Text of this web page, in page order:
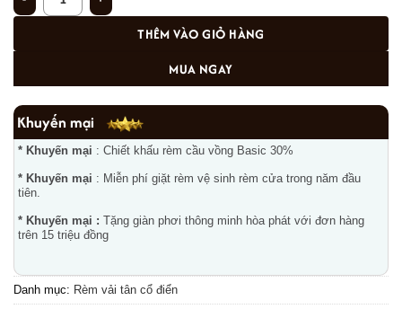
THÊM VÀO GIỎ HÀNG
MUA NGAY
Khuyến mại
* Khuyến mại : Chiết khấu rèm cầu vồng Basic 30%
* Khuyến mại : Miễn phí giặt rèm vệ sinh rèm cửa trong năm đầu
tiên.
* Khuyến mại : Tặng giàn phơi thông minh hòa phát với đơn hàng
trên 15 triệu đồng
Danh mục: Rèm vải tân cổ điển